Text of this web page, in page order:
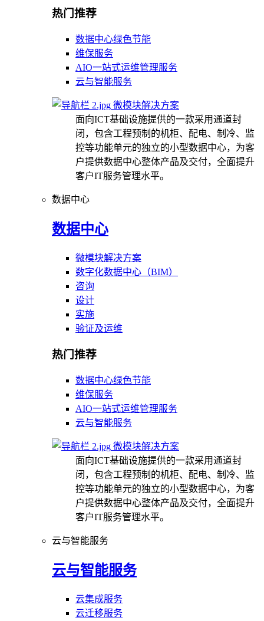
热门推荐
数据中心绿色节能
维保服务
AIO一站式运维管理服务
云与智能服务
微模块解决方案
面向ICT基础设施提供的一款采用通道封
闭，包含工程预制的机柜、配电、制冷、监
控等功能单元的独立的小型数据中心，为客
户提供数据中心整体产品及交付，全面提升
客户IT服务管理水平。
数据中心
数据中心
微模块解决方案
数字化数据中心（BIM）
咨询
设计
实施
验证及运维
热门推荐
数据中心绿色节能
维保服务
AIO一站式运维管理服务
云与智能服务
微模块解决方案
面向ICT基础设施提供的一款采用通道封
闭，包含工程预制的机柜、配电、制冷、监
控等功能单元的独立的小型数据中心，为客
户提供数据中心整体产品及交付，全面提升
客户IT服务管理水平。
云与智能服务
云与智能服务
云集成服务
云迁移服务